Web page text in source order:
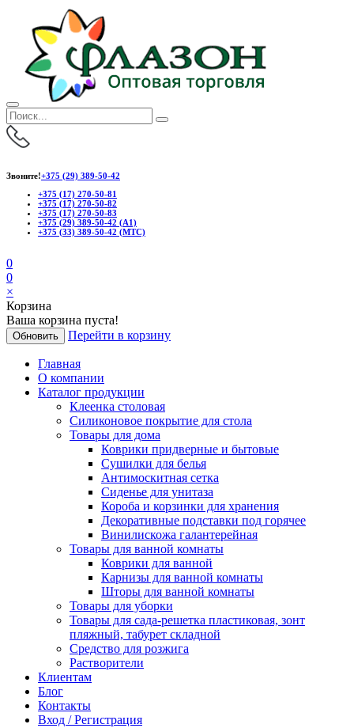
Звоните!+375 (29) 389-50-42
+375 (17) 270-50-81
+375 (17) 270-50-82
+375 (17) 270-50-83
+375 (29) 389-50-42 (А1)
+375 (33) 389-50-42 (МТС)
0
0
×
Корзина
Ваша корзина пуста!
Обновить Перейти в корзину
Главная
О компании
Каталог продукции
Клеенка столовая
Силиконовое покрытие для стола
Товары для дома
Коврики придверные и бытовые
Сушилки для белья
Антимоскитная сетка
Сиденье для унитаза
Короба и корзинки для хранения
Декоративные подставки под горячее
Винилискожа галантерейная
Товары для ванной комнаты
Коврики для ванной
Карнизы для ванной комнаты
Шторы для ванной комнаты
Товары для уборки
Товары для сада-решетка пластиковая, зонт
пляжный, табурет складной
Средство для розжига
Растворители
Клиентам
Блог
Контакты
Вход / Регистрация